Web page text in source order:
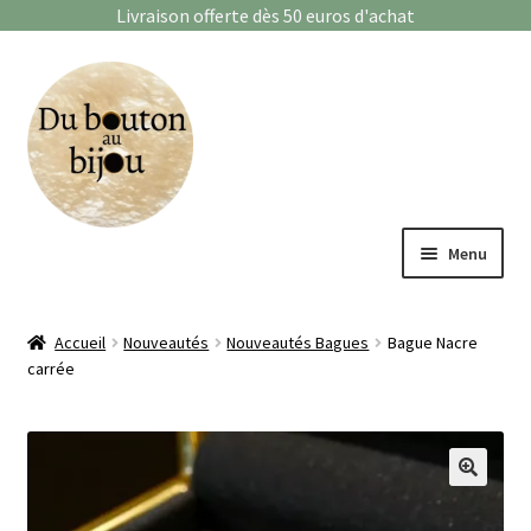
Livraison offerte dès 50 euros d'achat
Aller
la
navigation
Aller
au
contenu
Menu
Boucles d’oreilles
Bracelets
Accueil Nouveautés Nouveautés Bagues
Bague Nacre
carrée